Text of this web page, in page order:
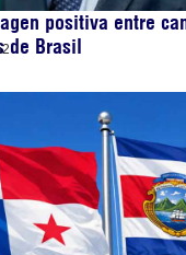
positiva entre
de Brasil